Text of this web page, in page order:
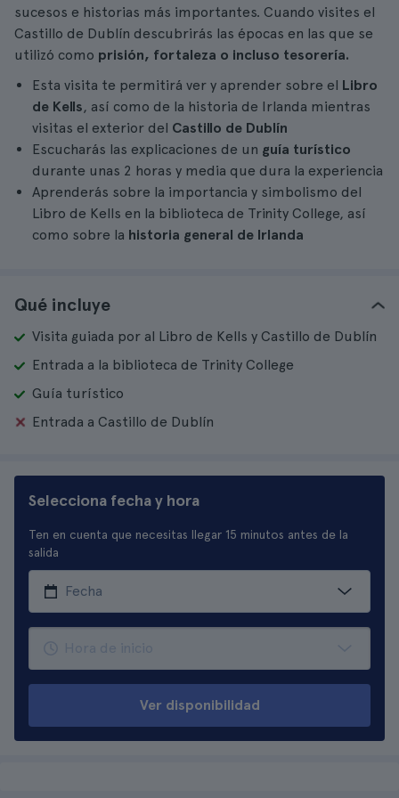
sucesos e historias más importantes. Cuando visites el
Castillo de Dublín descubrirás las épocas en las que se
utilizó como prisión, fortaleza o incluso tesorería.
Esta visita te permitirá ver y aprender sobre el Libro
de Kells, así como de la historia de Irlanda mientras
visitas el exterior del Castillo de Dublín
Escucharás las explicaciones de un guía turístico
durante unas 2 horas y media que dura la experiencia
Aprenderás sobre la importancia y simbolismo del
Libro de Kells en la biblioteca de Trinity College, así
como sobre la historia general de Irlanda
Qué incluye
Visita guiada por al Libro de Kells y Castillo de Dublín
Entrada a la biblioteca de Trinity College
Guía turístico
Entrada a Castillo de Dublín
Selecciona fecha y hora
Ten en cuenta que necesitas llegar 15 minutos antes de la
salida
Ver disponibilidad